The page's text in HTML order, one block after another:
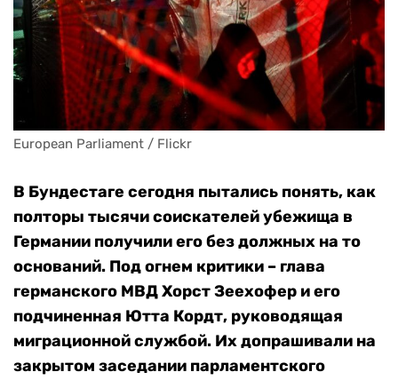
European Parliament / Flickr
В Бундестаге сегодня пытались понять, как
полторы тысячи соискателей убежища в
Германии получили его без должных на то
оснований. Под огнем критики – глава
германского МВД Хорст Зеехофер и его
подчиненная Ютта Кордт, руководящая
миграционной службой. Их допрашивали на
закрытом заседании парламентского